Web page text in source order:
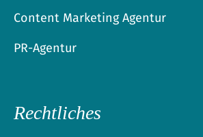
Content Marketing Agentur
PR-Agentur
Rechtliches